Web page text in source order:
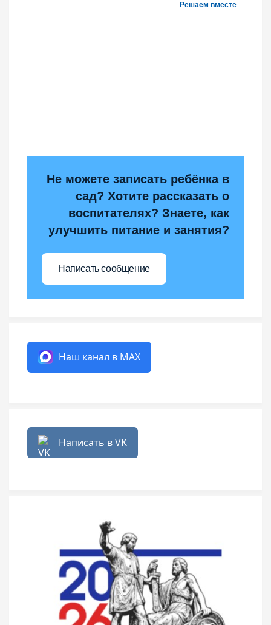
Решаем вместе
Не можете записать ребёнка в
сад? Хотите рассказать о
воспитателях? Знаете, как
улучшить питание и занятия?
Написать сообщение
Наш канал в MAX
Написать в VK